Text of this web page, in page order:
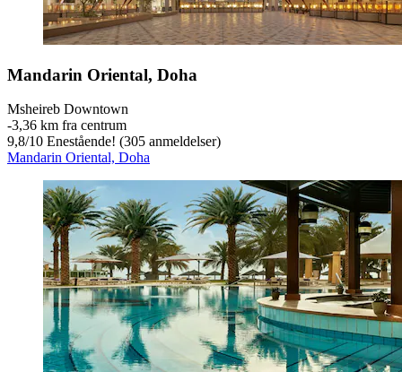
Mandarin Oriental, Doha
Msheireb Downtown
‐3,36 km fra centrum
9,8/10 Enestående! (305 anmeldelser)
Mandarin Oriental, Doha